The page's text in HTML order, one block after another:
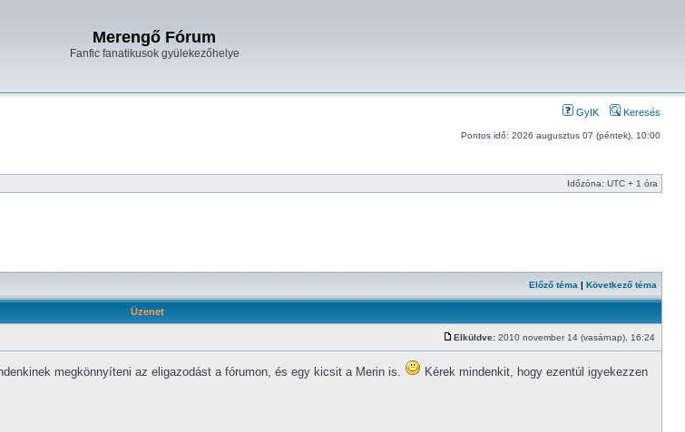
Merengő Fórum
Fanfic fanatikusok gyülekezőhelye
GyIK Keresés
Pontos idő: 2026 augusztus 07 (péntek), 10:00
Időzóna: UTC + 1 óra
Előző téma | Következő téma
Üzenet
Elküldve: 2010 november 14 (vasárnap), 16:24
megkönnyíteni az eligazodást a fórumon, és egy kicsit a Merin is.
Kérek mindenkit, hogy ezentúl igyekezzen